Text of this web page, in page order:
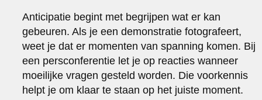
Anticipatie begint met begrijpen wat er kan
gebeuren. Als je een demonstratie fotografeert,
weet je dat er momenten van spanning komen. Bij
een persconferentie let je op reacties wanneer
moeilijke vragen gesteld worden. Die voorkennis
helpt je om klaar te staan op het juiste moment.